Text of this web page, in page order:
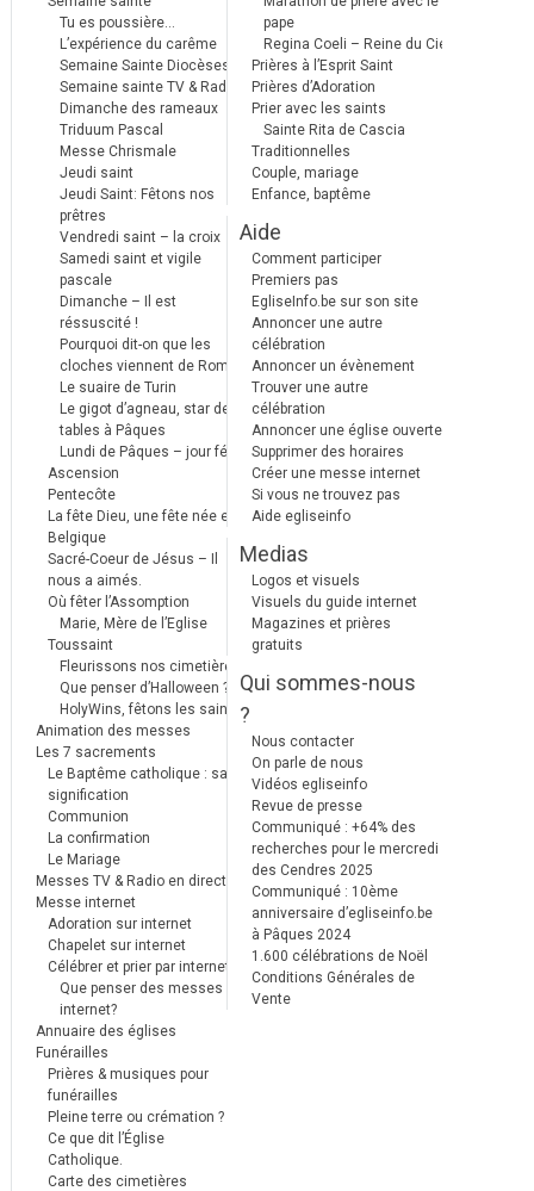
Tu es poussière…
L’expérience du carême
Semaine Sainte Diocèses
Semaine sainte TV & Radio
Dimanche des rameaux
Triduum Pascal
Messe Chrismale
Jeudi saint
Jeudi Saint: Fêtons nos
prêtres
Vendredi saint – la croix
Samedi saint et vigile
pascale
Dimanche – Il est
réssuscité !
Pourquoi dit-on que les
cloches viennent de Rome ?
Le suaire de Turin
Le gigot d’agneau, star des
tables à Pâques
Lundi de Pâques – jour férié
Ascension
Pentecôte
La fête Dieu, une fête née en
Belgique
Sacré-Coeur de Jésus – Il
nous a aimés.
Où fêter l’Assomption
Marie, Mère de l’Eglise
Toussaint
Fleurissons nos cimetières
Que penser d’Halloween ?
HolyWins, fêtons les saints !
Animation des messes
Les 7 sacrements
Le Baptême catholique : sa
signification
Communion
La confirmation
Le Mariage
Messes TV & Radio en direct
Messe internet
Adoration sur internet
Chapelet sur internet
Célébrer et prier par internet
Que penser des messes
internet?
Annuaire des églises
Funérailles
Prières & musiques pour
funérailles
Pleine terre ou crémation ?
Ce que dit l’Église
Catholique.
Carte des cimetières
pape
Regina Coeli – Reine du Ciel
Prières à l’Esprit Saint
Prières d’Adoration
Prier avec les saints
Sainte Rita de Cascia
Traditionnelles
Couple, mariage
Enfance, baptême
Aide
Comment participer
Premiers pas
EgliseInfo.be sur son site
Annoncer une autre
célébration
Annoncer un évènement
Trouver une autre
célébration
Annoncer une église ouverte
Supprimer des horaires
Créer une messe internet
Si vous ne trouvez pas
Aide egliseinfo
Medias
Logos et visuels
Visuels du guide internet
Magazines et prières
gratuits
Qui sommes-nous
?
Nous contacter
On parle de nous
Vidéos egliseinfo
Revue de presse
Communiqué : +64% des
recherches pour le mercredi
des Cendres 2025
Communiqué : 10ème
anniversaire d’egliseinfo.be
à Pâques 2024
1.600 célébrations de Noël
Conditions Générales de
Vente